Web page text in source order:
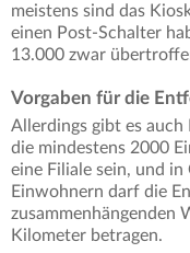
meistens sind das
einen Post-Schalter
13.000 zwar
Vorgaben für die
Allerdings gibt es auch
die mindestens 2000
eine Filiale sein, und
Einwohnern darf die
zusammenhängenden
Kilometer betragen.